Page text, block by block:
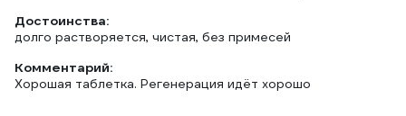
Достоинства:
долго растворяется, чистая, без примесей
Комментарий:
Хорошая таблетка. Регенерация идёт хорошо